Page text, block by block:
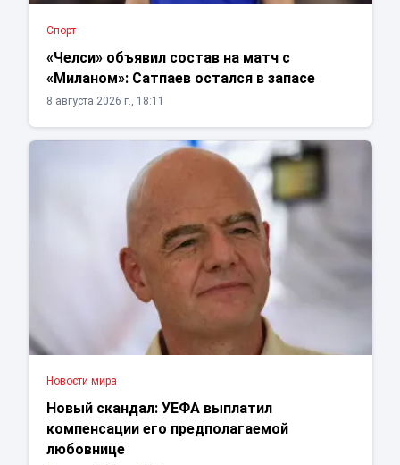
Спорт
«Челси» объявил состав на матч с
«Миланом»: Сатпаев остался в запасе
8 августа 2026 г., 18:11
Новости мира
Новый скандал: УЕФА выплатил
компенсации его предполагаемой
любовнице